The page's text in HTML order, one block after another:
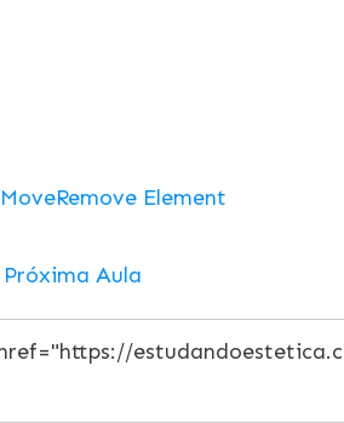
MoveRemove Element
Próxima Aula